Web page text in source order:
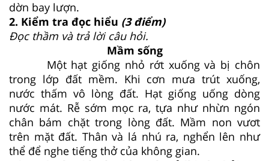
dờn bay lượn.
2. Kiểm tra đọc hiểu (3 điểm)
Đọc thầm và trả lời câu hỏi.
Mầm sống
Một hạt giống nhỏ rớt xuống và bị chôn
trong lớp đất mềm. Khi cơn mưa trút xuống,
nước thấm vô lòng đất. Hạt giống uống dòng
nước mát. Rễ sớm mọc ra, tựa như nhừn ngón
chân bám chặt trong lòng đất. Mầm non vươt
trên mặt đất. Thân và lá nhú ra, nghển lên như
thể để nghe tiếng thở của không gian.